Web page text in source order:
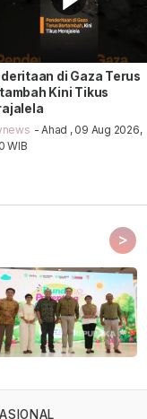
di Gaza Terus
Kini Tikus
- Ahad , 09 Aug 2026,
WIB
>